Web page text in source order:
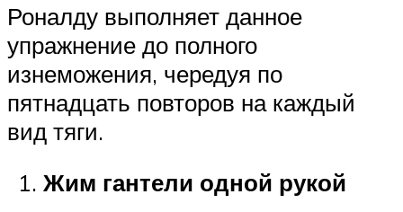
Роналду выполняет данное
упражнение до полного
изнеможения, чередуя по
пятнадцать повторов на каждый
вид тяги.
Жим гантели одной рукой